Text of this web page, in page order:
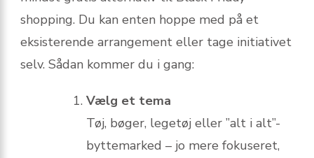
shopping. Du kan enten hoppe med på et
eksisterende arrangement eller tage initiativet
selv. Sådan kommer du i gang:
Vælg et tema
Tøj, bøger, legetøj eller ”alt i alt”-
byttemarked – jo mere fokuseret,